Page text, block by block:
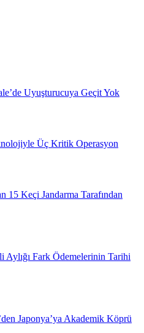
Uyuşturucuya Geçit Yok
Üç Kritik Operasyon
15 Keçi Jandarma Tarafından
Aylığı Fark Ödemelerinin Tarihi
Japonya’ya Akademik Köprü